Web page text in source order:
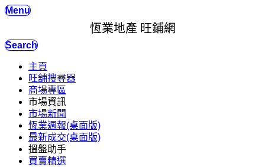
Menu
恆業地產 旺鋪網
Search
主頁
旺舖搜尋器
商場專區
市場資訊
市場新聞
恆業週報(桌面版)
最新成交(桌面版)
搵盤助手
買賣精選